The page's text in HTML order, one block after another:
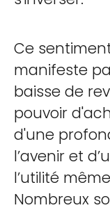
Ce
manifeste
baisse de
pouvoir
d'une
l’avenir et
l’utilité
Nombreux